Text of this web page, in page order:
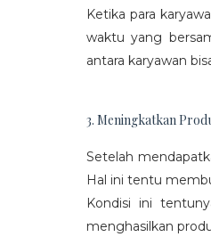
Ketika para
waktu yang
antara karyawan
3. Meningkatkan
Setelah
Hal ini tentu
Kondisi ini
menghasilkan